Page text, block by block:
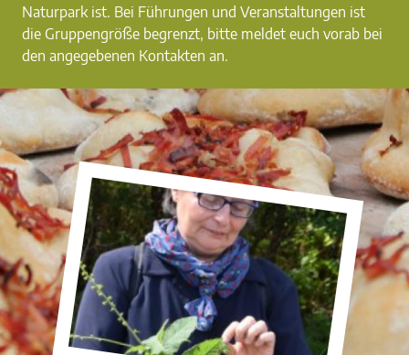
Naturpark ist. Bei Führungen und Veranstaltungen ist
die Gruppengröße begrenzt, bitte meldet euch vorab bei
den angegebenen Kontakten an.